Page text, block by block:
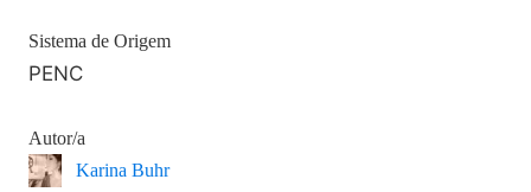
Sistema de Origem
PENC
Autor/a
Karina Buhr